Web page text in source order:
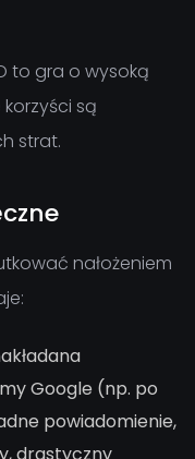
to gra o wysoką
są
strat.
nałożeniem
Google (np. po
powiadomienie,